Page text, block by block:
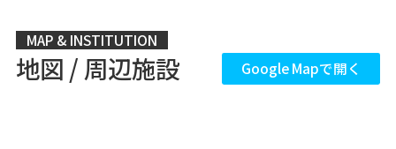
MAP & INSTITUTION
地図 / 周辺施設 Google Mapで開く